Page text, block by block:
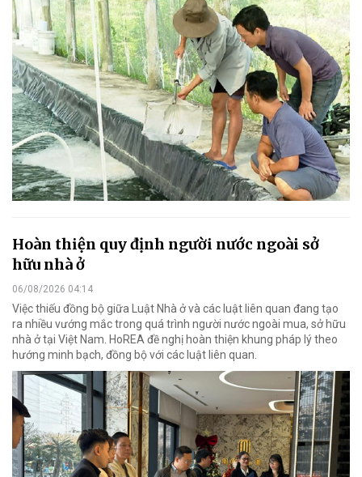
Hoàn thiện quy định người nước ngoài sở
hữu nhà ở
06/08/2026 04:14
Việc thiếu đồng bộ giữa Luật Nhà ở và các luật liên quan đang tạo
ra nhiều vướng mắc trong quá trình người nước ngoài mua, sở hữu
nhà ở tại Việt Nam. HoREA đề nghị hoàn thiện khung pháp lý theo
hướng minh bạch, đồng bộ với các luật liên quan.